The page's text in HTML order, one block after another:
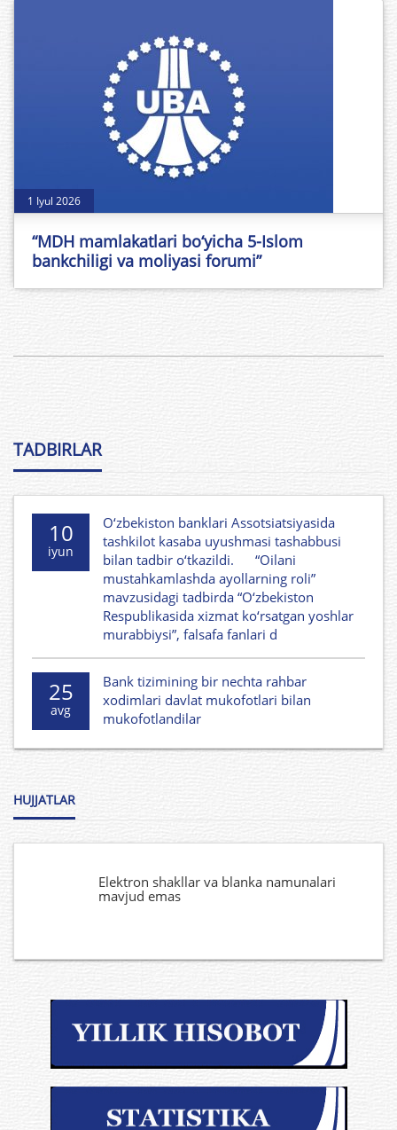
1 Iyul 2026
“MDH mamlakatlari bo‘yicha 5-Islom
bankchiligi va moliyasi forumi”
TADBIRLAR
10
iyun
O‘zbekiston banklari Assotsiatsiyasida
tashkilot kasaba uyushmasi tashabbusi
bilan tadbir o‘tkazildi. “Oilani
mustahkamlashda ayollarning roli”
mavzusidagi tadbirda “O‘zbekiston
Respublikasida xizmat ko‘rsatgan yoshlar
murabbiysi”, falsafa fanlari d
25
avg
Bank tizimining bir nechta rahbar
xodimlari davlat mukofotlari bilan
mukofotlandilar
HUJJATLAR
Elektron shakllar va blanka namunalari
mavjud emas